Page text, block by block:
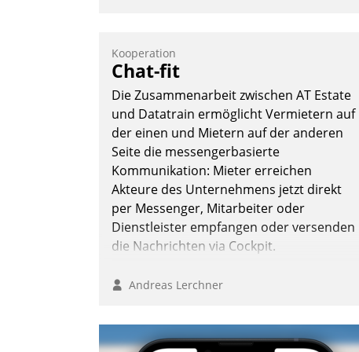
Kooperation
Chat-fit
Die Zusammenarbeit zwischen AT Estate
und Datatrain ermöglicht Vermietern auf
der einen und Mietern auf der anderen
Seite die messengerbasierte
Kommunikation: Mieter erreichen
Akteure des Unternehmens jetzt direkt
per Messenger, Mitarbeiter oder
Dienstleister empfangen oder versenden
die Nachrichten via Cockpit.
Andreas Lerchner